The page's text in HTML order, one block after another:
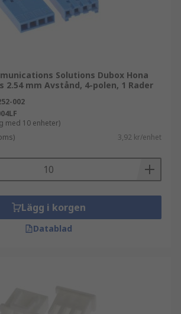
Solutions Dubox Hona
2.54 mm Avstånd, 4-polen, 1 Rader
002
med 10 enheter)
3,92 kr/enhet
Lägg i korgen
Datablad